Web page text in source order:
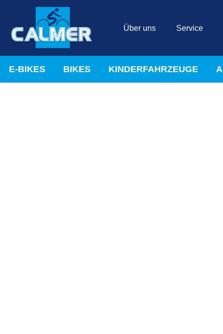
Über uns Service
E-BIKES BIKES KINDERFAHRZEUGE